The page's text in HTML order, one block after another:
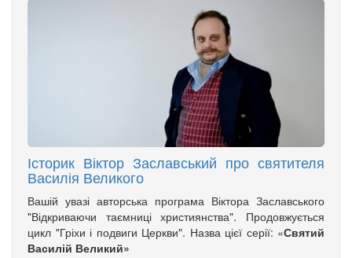
Історик Віктор Заславський про святителя
Василія Великого
Вашій увазі авторська програма Віктора Заславського
"Відкриваючи таємниці християнства". Продовжується
цикл "Гріхи і подвиги Церкви". Назва цієї серії: «Святий
Василій Великий»